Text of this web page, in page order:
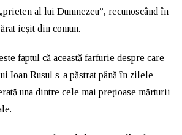
al lui Dumnezeu”, recunoscând în
ieșit din comun.
faptul că această farfurie despre care
Ioan Rusul s-a păstrat până în zilele
una dintre cele mai prețioase mărturii